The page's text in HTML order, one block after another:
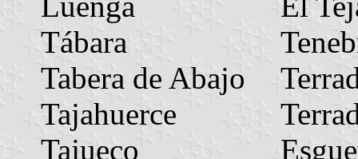
Tábara
Tabera de Abajo
Tajahuerce
Tajueco